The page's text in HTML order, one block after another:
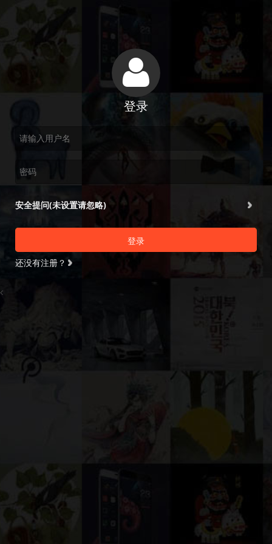
登录
安全提问(未设置请忽略)
登录
还没有注册？